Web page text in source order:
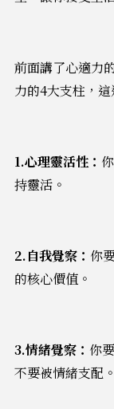
前面講了心適力
力的4大支柱，
1.心理靈活性：
持靈活。
2.自我覺察： 你
的核心價值。
3.情緒覺察： 你
不要被情緒支配。